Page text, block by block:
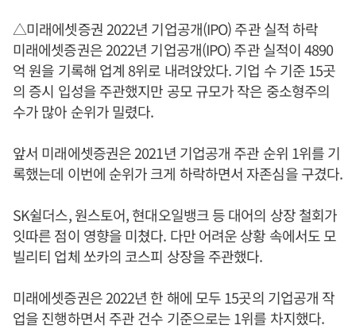
△미래에셋증권 2022년 기업공개(IPO) 주관 실적 하락
미래에셋증권은 2022년 기업공개(IPO) 주관 실적이 4890
억 원을 기록해 업계 8위로 내려앉았다. 기업 수 기준 15곳
의 증시 입성을 주관했지만 공모 규모가 작은 중소형주의
수가 많아 순위가 밀렸다.
앞서 미래에셋증권은 2021년 기업공개 주관 순위 1위를 기
록했는데 이번에 순위가 크게 하락하면서 자존심을 구겼다.
SK쉴더스, 원스토어, 현대오일뱅크 등 대어의 상장 철회가
잇따른 점이 영향을 미쳤다. 다만 어려운 상황 속에서도 모
빌리티 업체 쏘카의 코스피 상장을 주관했다.
미래에셋증권은 2022년 한 해에 모두 15곳의 기업공개 작
업을 진행하면서 주관 건수 기준으로는 1위를 차지했다.